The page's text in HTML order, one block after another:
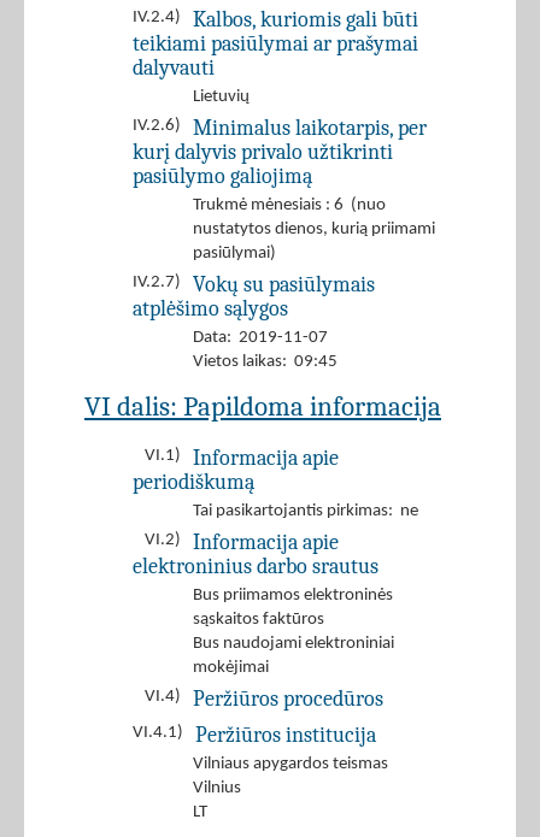
IV.2.4)
Kalbos, kuriomis gali būti
teikiami pasiūlymai ar prašymai
dalyvauti
Lietuvių
IV.2.6)
Minimalus laikotarpis, per
kurį dalyvis privalo užtikrinti
pasiūlymo galiojimą
Trukmė mėnesiais : 6 (nuo
nustatytos dienos, kurią priimami
pasiūlymai)
IV.2.7)
Vokų su pasiūlymais
atplėšimo sąlygos
Data: 2019-11-07
Vietos laikas: 09:45
VI dalis: Papildoma informacija
VI.1)
Informacija apie
periodiškumą
Tai pasikartojantis pirkimas: ne
VI.2)
Informacija apie
elektroninius darbo srautus
Bus priimamos elektroninės
sąskaitos faktūros
Bus naudojami elektroniniai
mokėjimai
VI.4)
Peržiūros procedūros
VI.4.1) Peržiūros institucija
Vilniaus apygardos teismas
Vilnius
LT